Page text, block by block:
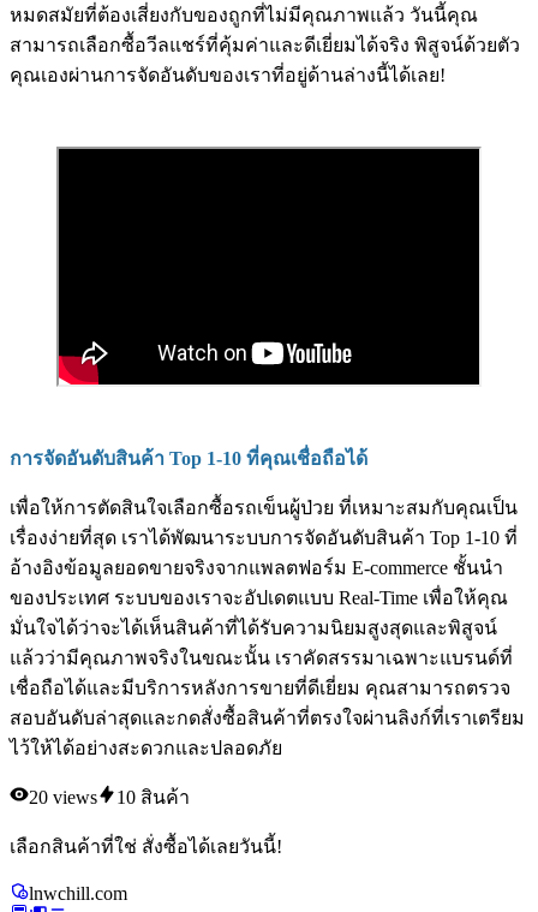
หมดสมัยที่ต้องเสี่ยงกับของถูกที่ไม่มีคุณภาพแล้ว วันนี้คุณ
สามารถเลือกซื้อวีลแชร์ที่คุ้มค่าและดีเยี่ยมได้จริง พิสูจน์ด้วยตัว
คุณเองผ่านการจัดอันดับของเราที่อยู่ด้านล่างนี้ได้เลย!
การจัดอันดับสินค้า Top 1-10 ที่คุณเชื่อถือได้
เพื่อให้การตัดสินใจเลือกซื้อรถเข็นผู้ป่วย ที่เหมาะสมกับคุณเป็น
เรื่องง่ายที่สุด เราได้พัฒนาระบบการจัดอันดับสินค้า Top 1-10 ที่
อ้างอิงข้อมูลยอดขายจริงจากแพลตฟอร์ม E-commerce ชั้นนำ
ของประเทศ ระบบของเราจะอัปเดตแบบ Real-Time เพื่อให้คุณ
มั่นใจได้ว่าจะได้เห็นสินค้าที่ได้รับความนิยมสูงสุดและพิสูจน์
แล้วว่ามีคุณภาพจริงในขณะนั้น เราคัดสรรมาเฉพาะแบรนด์ที่
เชื่อถือได้และมีบริการหลังการขายที่ดีเยี่ยม คุณสามารถตรวจ
สอบอันดับล่าสุดและกดสั่งซื้อสินค้าที่ตรงใจผ่านลิงก์ที่เราเตรียม
ไว้ให้ได้อย่างสะดวกและปลอดภัย
20 views 10 สินค้า
เลือกสินค้าที่ใช่ สั่งซื้อได้เลยวันนี้!
lnwchill.com